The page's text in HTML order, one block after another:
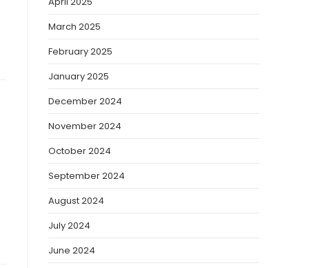
March 2025
February 2025
January 2025
December 2024
November 2024
October 2024
September 2024
August 2024
July 2024
June 2024